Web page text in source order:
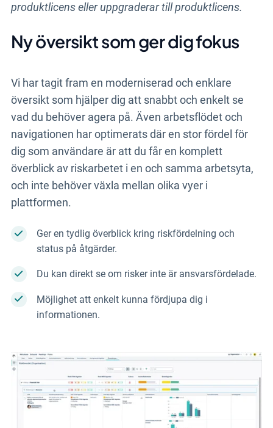
produktlicens eller uppgraderar till produktlicens.
Ny översikt som ger dig fokus
Vi har tagit fram en moderniserad och enklare
översikt som hjälper dig att snabbt och enkelt se
vad du behöver agera på. Även arbetsflödet och
navigationen har optimerats där en stor fördel för
dig som användare är att du får en komplett
överblick av riskarbetet i en och samma arbetsyta,
och inte behöver växla mellan olika vyer i
plattformen.
Ger en tydlig överblick kring riskfördelning och
status på åtgärder.
Du kan direkt se om risker inte är ansvarsfördelade.
Möjlighet att enkelt kunna fördjupa dig i
informationen.